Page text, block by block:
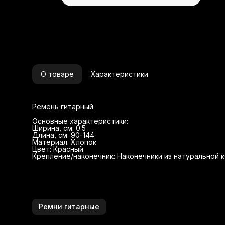
О товаре Характеристики
Ремень гитарный
Основные характеристики:
Ширина, см: 0.5
Длина, см: 90-144
Материал: Хлопок
Цвет: Красный
Крепление/наконечник: Наконечники из натуральной
Ремни гитарные